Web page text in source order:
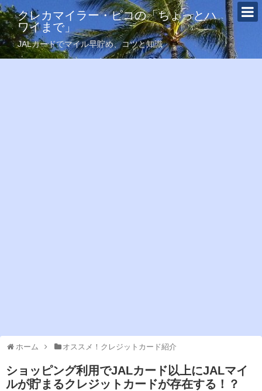
クレカマイラー・ピコの「ちょっとハ
ワイまで」
JALカードでマイル早貯め、コツと知識
ホーム オススメ！クレジットカード紹介
ショッピング利用でJALカード以上にJALマイ
ルが貯まるクレジットカードが存在する！？